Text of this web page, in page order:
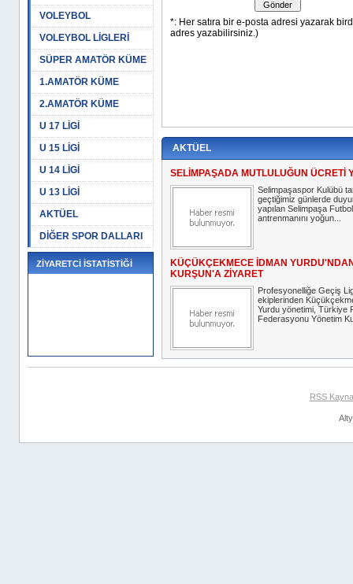
VOLEYBOL
VOLEYBOL LİGLERİ
SÜPER AMATÖR KÜME
1.AMATÖR KÜME
2.AMATÖR KÜME
U 17 LİGİ
U 15 LİGİ
U 14 LİGİ
U 13 LİGİ
AKTÜEL
DİĞER SPOR DALLARI
ZİYARETCİ İSTATİSTİĞİ
AKTÜEL
SELİMPAŞADA MUTLULUĞUN ÜCRETİ
Selimpaşaspor Kulübü
geçtiğimiz günlerde
yapılan Selimpaşa
antrenmanını yoğun...
KÜÇÜKÇEKMECE İDMAN
KURŞUN'A ZİYARET
Profesyonelliğe Geçiş
ekiplerinden
Yurdu yönetimi, Türkiye
Federasyonu Yönetim
RSS